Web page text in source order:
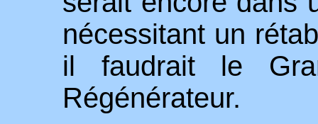
nécessitant un
il faudrait le
Régénérateur.